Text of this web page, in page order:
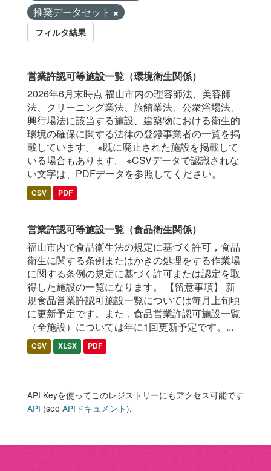
推奨データセット
フィルタ結果
営業許認可等施設一覧（環境衛生関係）
2026年6月末時点 福山市内の理容師法、美容師
法、クリーニング業法、旅館業法、公衆浴場法、
興行場法に該当する施設、建築物における衛生的
環境の確保に関する法律の登録事業者の一覧を掲
載しています。 ※既に廃止された施設を掲載して
いる場合もあります。 ※CSVデータで認識されな
い文字は、PDFデータを参照してください。
CSV PDF
営業許認可等施設一覧（食品衛生関係）
福山市内で食品衛生法の規定に基づく許可，食品
衛生に関する条例またはかきの処理をする作業場
に関する条例の規定に基づく許可または認定を取
得した施設の一覧になります。 【留意事項】 新
規食品営業許認可施設一覧については毎月上旬頃
に更新予定です。また，食品営業許認可施設一覧
（全施設）については年に1回更新予定です。...
CSV XLSX PDF
API Keyを使ってこのレジストリーにもアクセス可能です
API (see APIドキュメント).